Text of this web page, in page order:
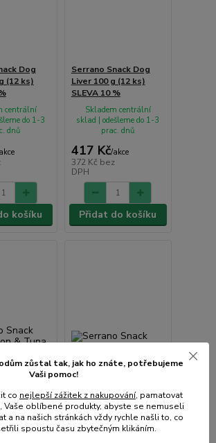
Dog
(12 ks)
centrální
do 1-3
dnů
košíku
Serrano Snack Dog
Liver 100 g (12 ks)
SLEVA 10 %
417 Kč/akce
372 Kč bez
DPH
Skladem centrální
sklad | odešleme do 1-3
prac. dnů
Přidat do košíku
zůstal tak, jak ho znáte, potřebujeme
Vaši pomoc!
co nejlepší zážitek z nakupování, pamatovat
Vaše oblíbené produkty, abyste se nemuseli
a na našich stránkách vždy rychle našli to, co
spoustu času zbytečným klikáním.